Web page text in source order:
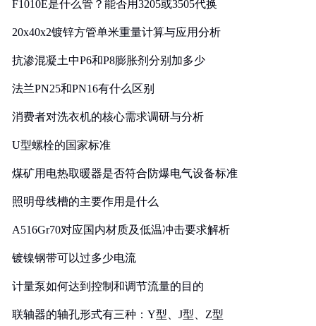
F1010E是什么管？能否用3205或3505代换
20x40x2镀锌方管单米重量计算与应用分析
抗渗混凝土中P6和P8膨胀剂分别加多少
法兰PN25和PN16有什么区别
消费者对洗衣机的核心需求调研与分析
U型螺栓的国家标准
煤矿用电热取暖器是否符合防爆电气设备标准
照明母线槽的主要作用是什么
A516Gr70对应国内材质及低温冲击要求解析
镀镍钢带可以过多少电流
计量泵如何达到控制和调节流量的目的
联轴器的轴孔形式有三种：Y型、J型、Z型